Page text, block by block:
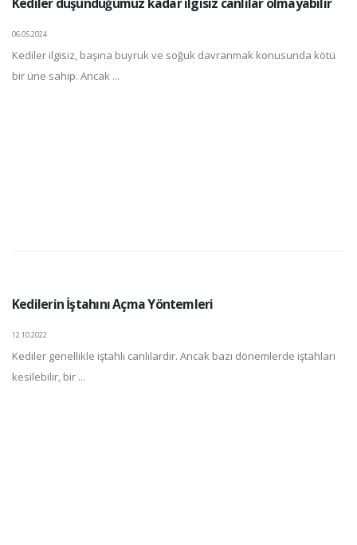
06.05.2024
Kediler ilgisiz, başına buyruk ve soğuk davranmak konusunda kötü
bir üne sahip. Ancak ...
Kedilerin İştahını Açma Yöntemleri
12.10.2022
Kediler genellikle iştahlı canlılardır. Ancak bazı dönemlerde iştahları
kesilebilir, bir ...